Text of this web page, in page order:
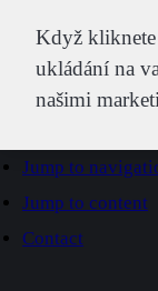
Jump to
Jump to content
Contact
IDEXXKdyž kliknete
ukládání na
našimi